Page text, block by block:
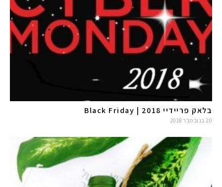
בלאק פריידיי 2018 | Black Friday
20 בנובמבר 2018